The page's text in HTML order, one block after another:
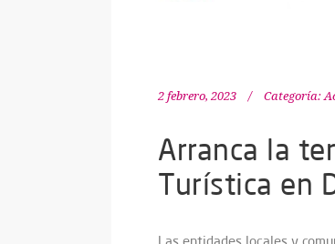
2 febrero, 2023 Categoría:
Arranca la
Turística en